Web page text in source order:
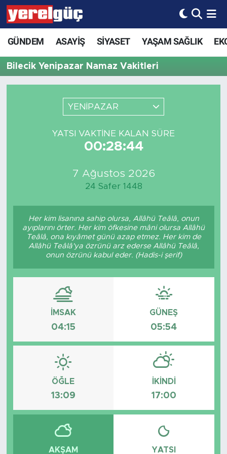
GÜNDEM ASAYİŞ SİYASET YAŞAM SAĞLIK
Bilecik Yenipazar Namaz Vakitleri
YENİPAZAR
YATSI VAKTINE KALAN SÜRE
00:28:44
7 Ağustos 2026
24 Safer 1448
Her kim lisanına sahip olursa, Allâhü Teâlâ, onun
ayıplarını örter. Her kim öfkesine mâni olursa Allâhü
Teâlâ, ona kıyâmet günü azap etmez. Her kim de
Allâhü Teâlâ'ya özrünü arz ederse Allâhü Teâlâ,
onun özrünü kabul eder. (Hadis-i şerif)
İMSAK
04:15
GÜNEŞ
05:54
ÖĞLE
13:09
İKINDI
17:00
AKŞAM YATSI